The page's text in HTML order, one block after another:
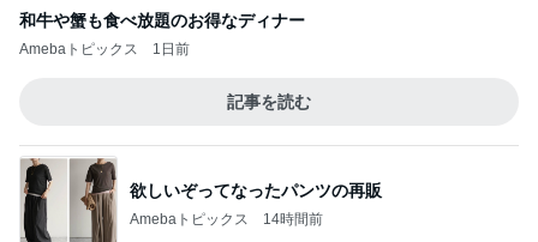
和牛や蟹も食べ放題のお得なディナー
Amebaトピックス 1日前
記事を読む
欲しいぞってなったパンツの再販
Amebaトピックス 14時間前